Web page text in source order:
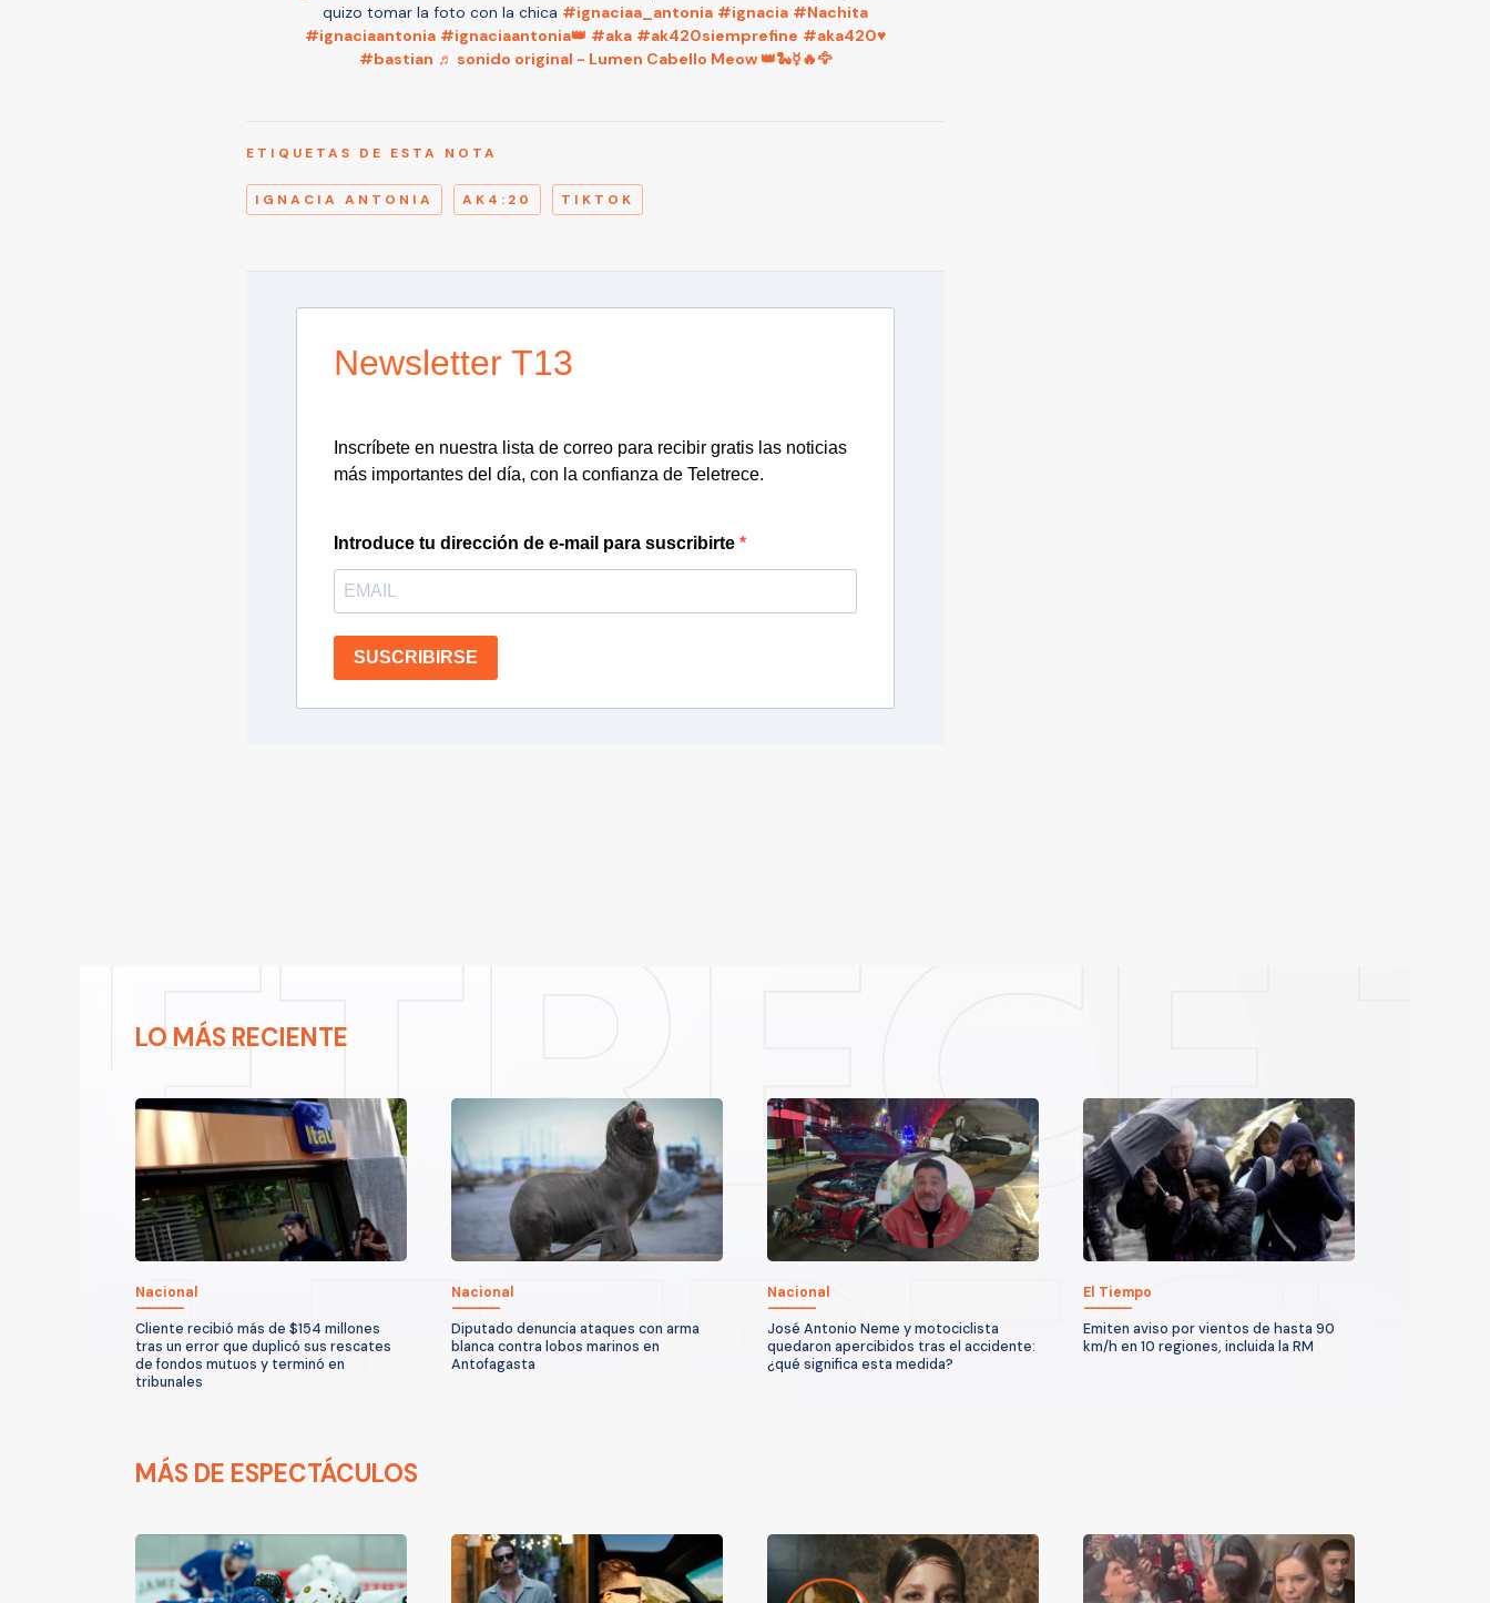
quizo tomar la foto con la chica #ignaciaa_antonia #ignacia #Nachita
#ignaciaantonia #ignaciaantonia👑 #aka #ak420siemprefine #aka420♥️
#bastian ♬ sonido original - Lumen Cabello Meow 👑🐍☿🔥🦅
ETIQUETAS DE ESTA NOTA
IGNACIA ANTONIA AK4:20 TIKTOK
Newsletter T13
Inscríbete en nuestra lista de correo para recibir gratis las noticias
más importantes del día, con la confianza de Teletrece.
Introduce tu dirección de e-mail para suscribirte
SUSCRIBIRSE
LO MÁS RECIENTE
Nacional
Cliente recibió más de $154 millones
tras un error que duplicó sus rescates
de fondos mutuos y terminó en
tribunales
Nacional
Diputado denuncia ataques con arma
blanca contra lobos marinos en
Antofagasta
Nacional
José Antonio Neme y motociclista
quedaron apercibidos tras el accidente:
¿qué significa esta medida?
El Tiempo
Emiten aviso por vientos de hasta 90
km/h en 10 regiones, incluida la RM
MÁS DE ESPECTÁCULOS